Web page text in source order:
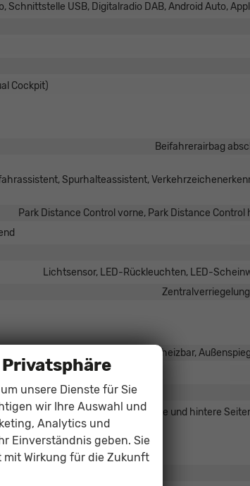
Schnittstelle USB, Digitalradio DAB, Android Auto,
Cockpit)
Beifahrerairbag
Spurhalteassistent,
Park Distance Control vorne, Park Distance
Lichtsensor, LED-Rückleuchten, LED-
anklappbar, Außenspiegel beheizbar,
Privacy Glass (Heckscheibe und hintere
unsere Dienste für Sie
wir Ihre Auswahl und
Analytics und
Einverständnis geben. Sie
Wirkung für die Zukunft